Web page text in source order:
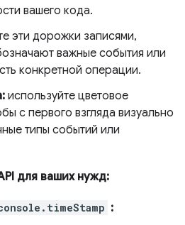
вашего кода.
эти дорожки записями,
важные события или
конкретной операции.
используйте цветовое
с первого взгляда визуально
типы событий или
для ваших нужд:
: